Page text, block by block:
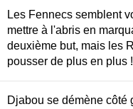
Les Fennecs semblent
mettre à l'abris en
deuxième but, mais les
pousser de plus en plus !
Djabou se démène côté